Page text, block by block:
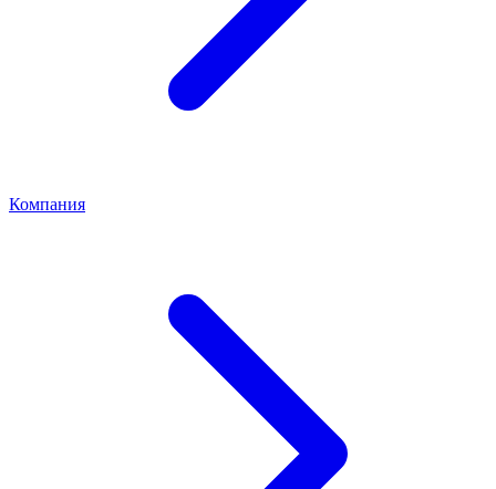
Компания